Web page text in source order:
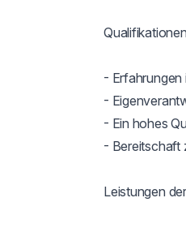
- Erfahrungen
-
- Ein hohes
- Bereitschaft
Leistungen